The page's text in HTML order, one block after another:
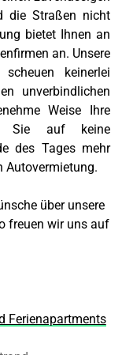
die Straßen nicht
bietet Ihnen an
an. Unsere
keinerlei
unverbindlichen
Weise Ihre
Sie auf keine
des Tages mehr
Autovermietung.
über unsere
freuen wir uns auf
Ferienapartments